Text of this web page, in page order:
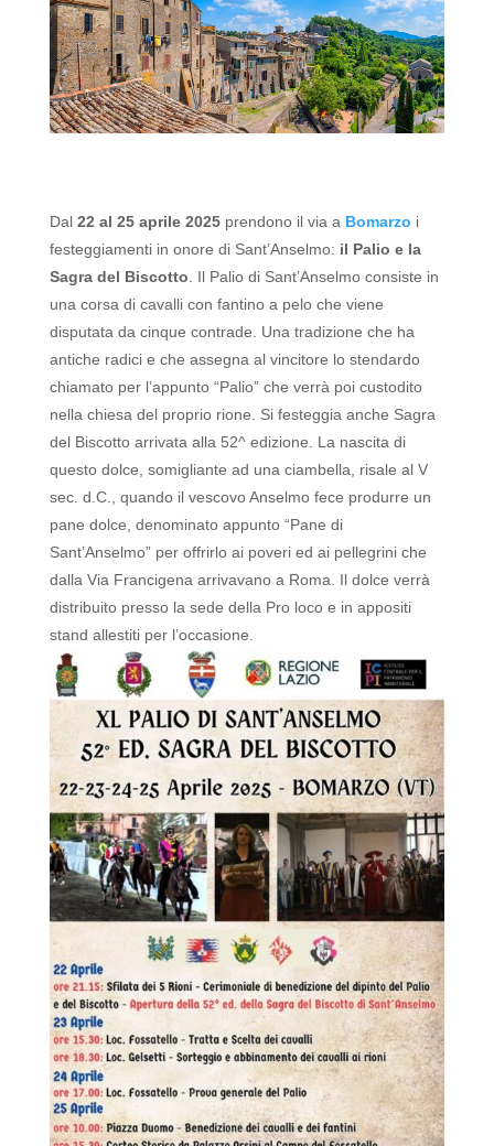
Dal 22 al 25 aprile 2025prendono il via a Bomarzo i
festeggiamenti in onore di Sant’Anselmo: il Palio e la
Sagra del Biscotto
Il Palio di Sant’Anselmo consiste in
una corsa di cavalli con fantino a pelo che viene
disputata da cinque contrade. Una tradizione che ha
antiche radici e che assegna al vincitore lo stendardo
chiamato per l’appunto “Palio” che verrà poi custodito
nella chiesa del proprio rione. Si festeggia anche Sagra
del Biscotto arrivata alla 52^ edizione.
La nascita di
questo dolce, somigliante ad una ciambella, risale al V
sec. d.C., quando il vescovo Anselmo fece produrre un
pane dolce, denominato appunto “Pane di
Sant’Anselmo” per offrirlo ai poveri ed ai pellegrini che
dalla Via Francigena arrivavano a Roma.
Il dolce verrà
distribuito presso la sede della Pro loco e in appositi
stand allestiti per l’occasione.